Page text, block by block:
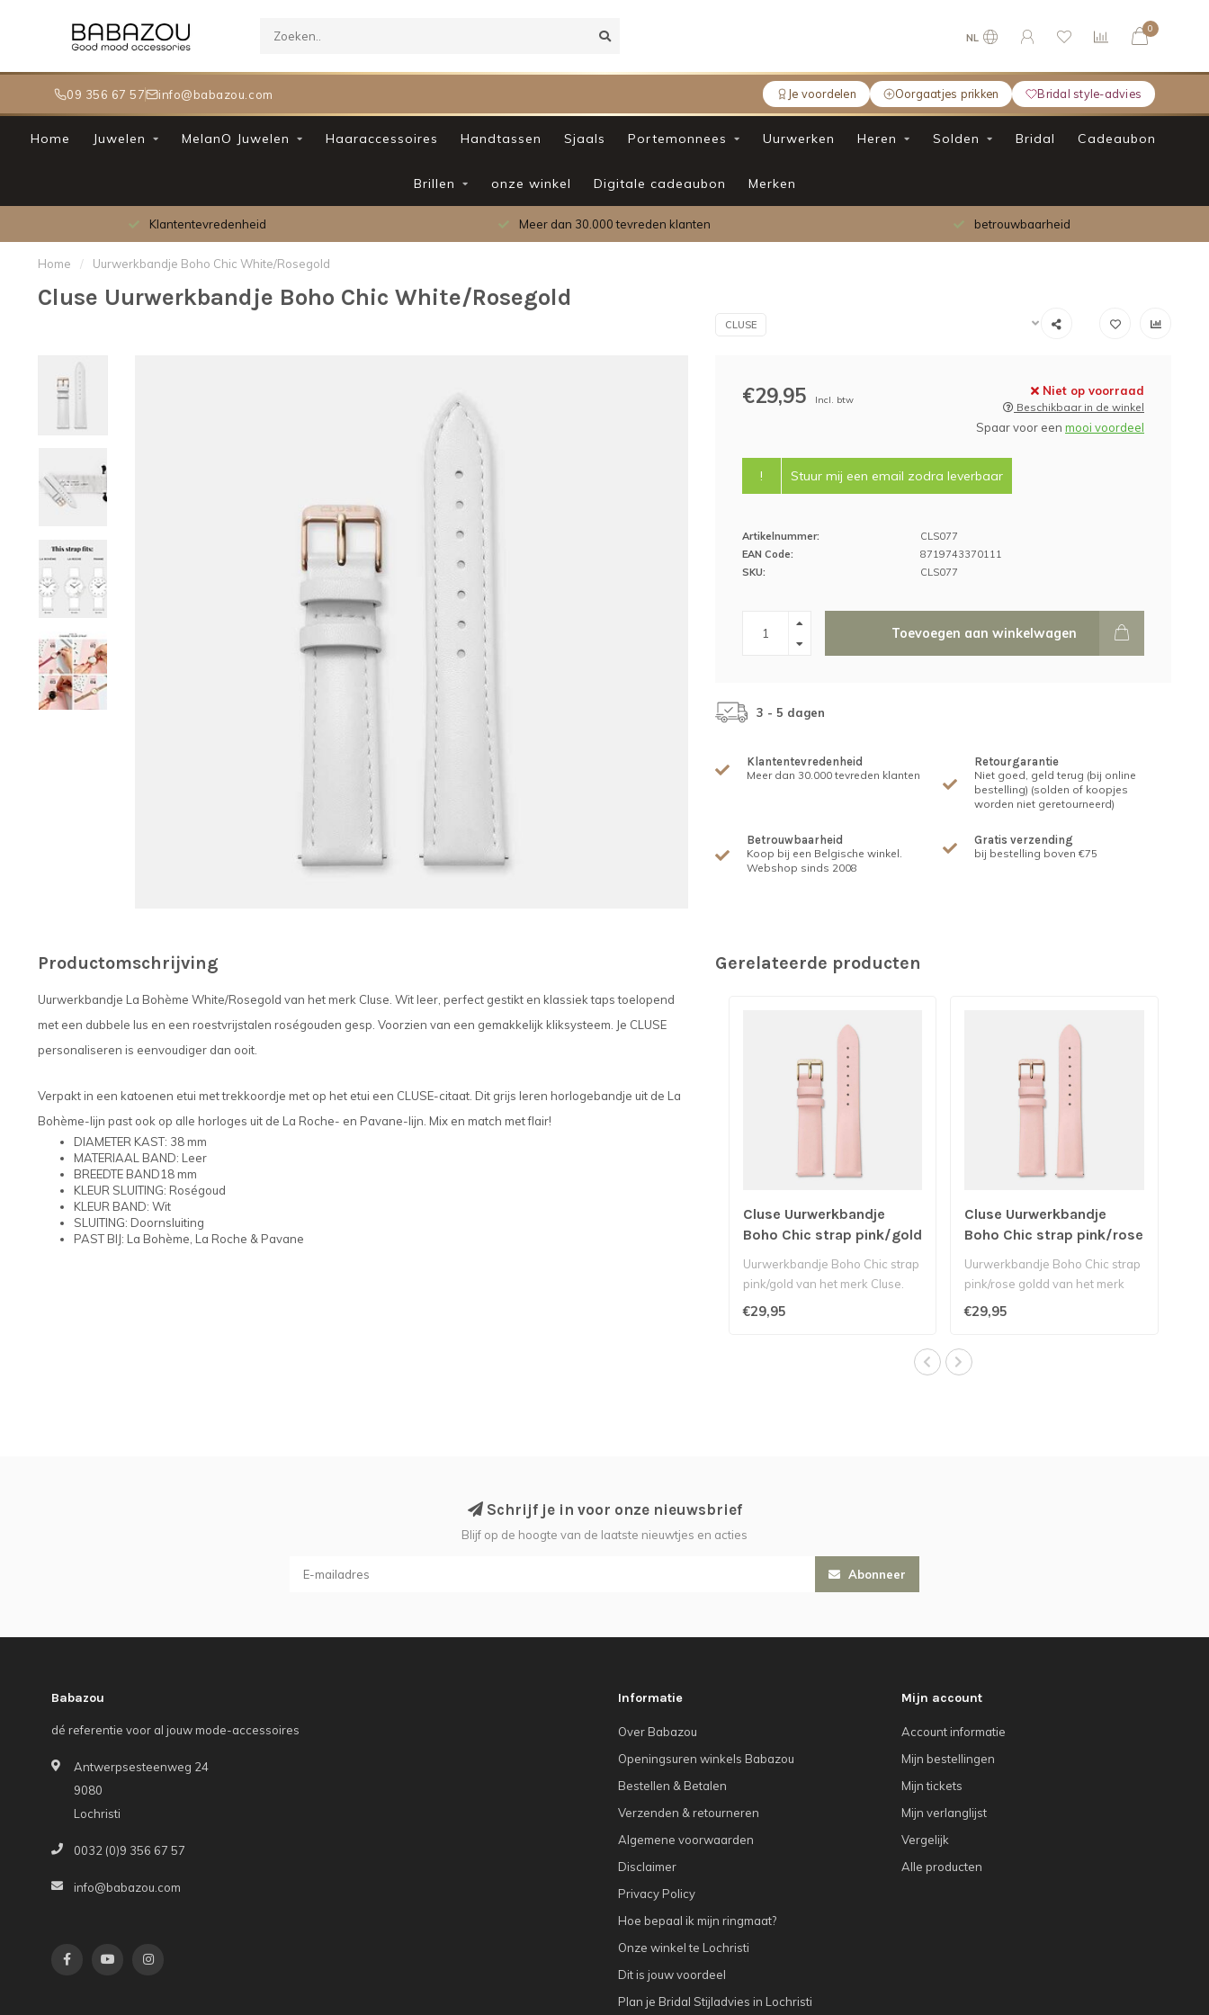
09 356 67 57 info@babazou.com Je voordelen Oorgaatjes prikken Bridal style-advies
NL
0
Home Juwelen MelanO Juwelen Haaraccessoires Handtassen Sjaals Portemonnees Uurwerken Heren Solden Bridal Cadeaubon
Brillen onze winkel Digitale cadeaubon Merken
Meer dan 30.000 tevreden klanten
Home / Uurwerkbandje Boho Chic White/Rosegold
Cluse Uurwerkbandje Boho Chic White/Rosegold
CLUSE
€29,95 Incl. btw
Niet op voorraad
Beschikbaar in de winkel
Spaar voor een mooi voordeel
! Stuur mij een email zodra leverbaar
Artikelnummer:
CLS077
EAN Code:
8719743370111
SKU:
CLS077
Toevoegen aan winkelwagen
3 - 5 dagen
Klantentevredenheid
Meer dan 30.000 tevreden klanten
Retourgarantie
Niet goed, geld terug (bij online
bestelling) (solden of koopjes
worden niet geretourneerd)
Betrouwbaarheid
Koop bij een Belgische winkel.
Webshop sinds 2008
Gratis verzending
bij bestelling boven €75
Productomschrijving
Uurwerkbandje La Bohème White/Rosegold van het merk Cluse. Wit leer, perfect gestikt en klassiek taps toelopend
met een dubbele lus en een roestvrijstalen roségouden gesp. Voorzien van een gemakkelijk kliksysteem. Je CLUSE
personaliseren is eenvoudiger dan ooit.
Verpakt in een katoenen etui met trekkoordje met op het etui een CLUSE-citaat. Dit grijs leren horlogebandje uit de La
Bohème-lijn past ook op alle horloges uit de La Roche- en Pavane-lijn. Mix en match met flair!
DIAMETER KAST: 38 mm
MATERIAAL BAND: Leer
BREEDTE BAND18 mm
KLEUR SLUITING: Roségoud
KLEUR BAND: Wit
SLUITING: Doornsluiting
PAST BIJ: La Bohème, La Roche & Pavane
Gerelateerde producten
Cluse Uurwerkbandje
Boho Chic strap pink/gold
Uurwerkbandje Boho Chic strap
pink/gold van het merk Cluse.
Roze leren band (18 ..
€29,95
Cluse Uurwerkbandje
Boho Chic strap pink/rose
Uurwerkbandje Boho Chic strap
pink/rose goldd van het merk
Cluse. Roze leren ban..
€29,95
Schrijf je in voor onze nieuwsbrief
Blijf op de hoogte van de laatste nieuwtjes en acties
Abonneer
Babazou
dé referentie voor al jouw mode-accessoires
Antwerpsesteenweg 24
9080
Lochristi
0032 (0)9 356 67 57
info@babazou.com
Informatie
Over Babazou
Openingsuren winkels Babazou
Bestellen & Betalen
Verzenden & retourneren
Algemene voorwaarden
Disclaimer
Privacy Policy
Hoe bepaal ik mijn ringmaat?
Onze winkel te Lochristi
Dit is jouw voordeel
Plan je Bridal Stijladvies in Lochristi
Mijn account
Account informatie
Mijn bestellingen
Mijn tickets
Mijn verlanglijst
Vergelijk
Alle producten